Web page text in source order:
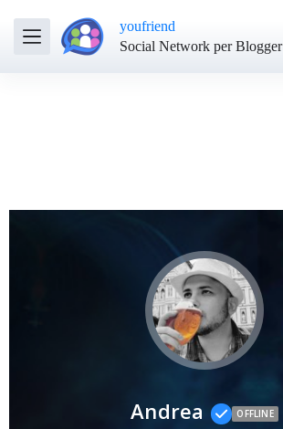
youfriend
Social Network per Blogger
Andrea OFFLINE